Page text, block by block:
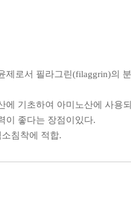
로서 필라그린(filaggrin)의
기초하여 아미노산에 사용
이 좋다는 장점이있다.
침착에 적합.